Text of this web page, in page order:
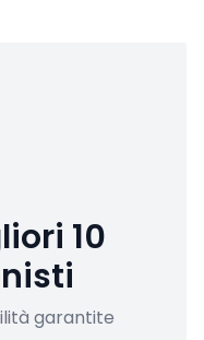
10
garantite